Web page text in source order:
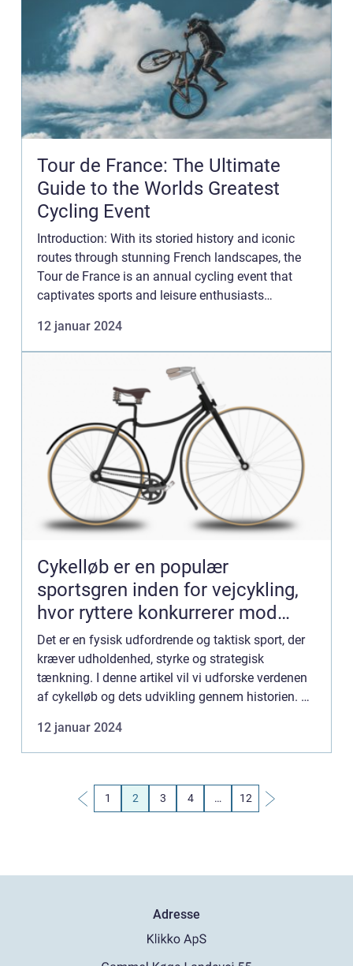
Tour de France: The Ultimate
Guide to the Worlds Greatest
Cycling Event
Introduction: With its storied history and iconic
routes through stunning French landscapes, the
Tour de France is an annual cycling event that
captivates sports and leisure enthusiasts
into the esse...
12 januar 2024
Cykelløb er en populær
sportsgren inden for vejcykling,
hvor ryttere konkurrerer mod
hinanden på landeveje
Det er en fysisk udfordrende og taktisk sport, der
kræver udholdenhed, styrke og strategisk
tænkning. I denne artikel vil vi udforske verdenen
af cykelløb og dets udvikling gennem historien. En
grund...
12 januar 2024
1 2 3 4 … 12
Adresse